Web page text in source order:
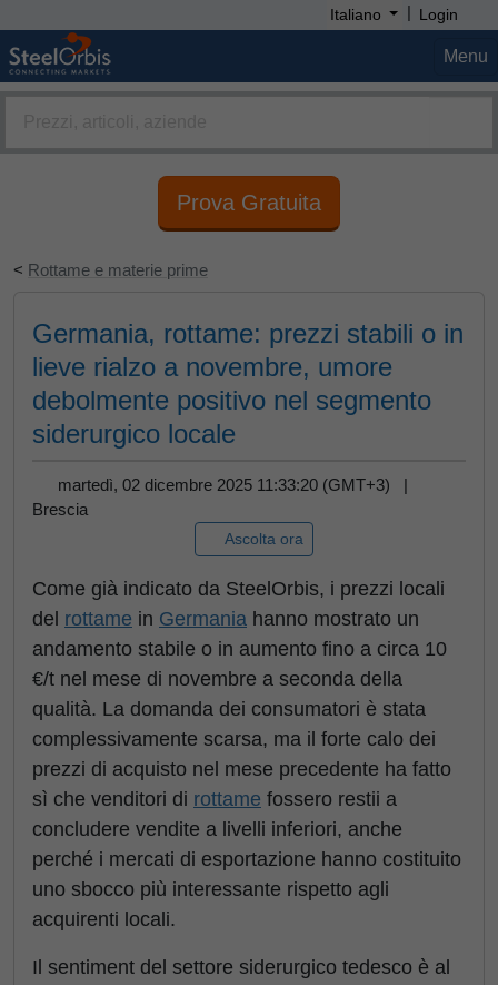
Italiano | Login
Menu
Prova Gratuita
< Rottame e materie prime
Germania, rottame: prezzi stabili o in
lieve rialzo a novembre, umore
debolmente positivo nel segmento
siderurgico locale
martedì, 02 dicembre 2025 11:33:20 (GMT+3) |
Brescia
Ascolta ora
Come già indicato da SteelOrbis, i prezzi locali
del rottame in Germania hanno mostrato un
andamento stabile o in aumento fino a circa 10
€/t nel mese di novembre a seconda della
qualità. La domanda dei consumatori è stata
complessivamente scarsa, ma il forte calo dei
prezzi di acquisto nel mese precedente ha fatto
sì che venditori di rottame fossero restii a
concludere vendite a livelli inferiori, anche
perché i mercati di esportazione hanno costituito
uno sbocco più interessante rispetto agli
acquirenti locali.
Il sentiment del settore siderurgico tedesco è al